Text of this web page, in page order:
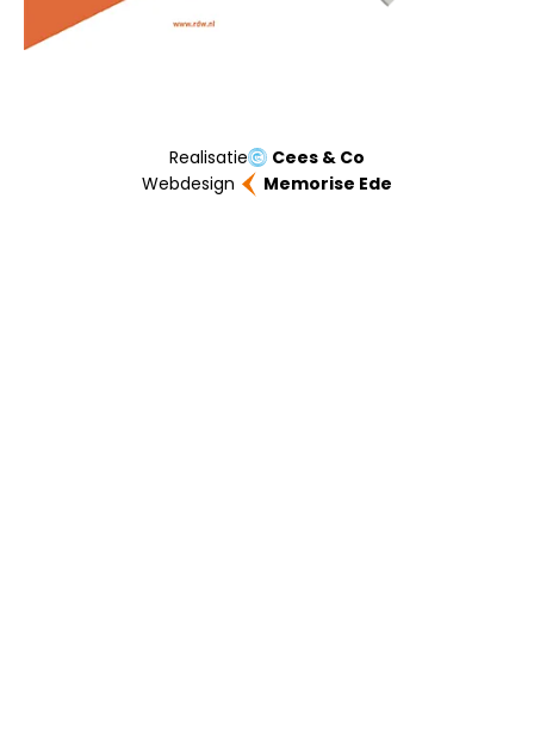
Realisatie
Cees & Co
Webdesign
Memorise Ede